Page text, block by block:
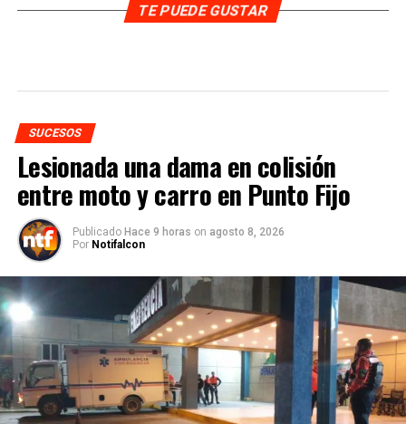
TE PUEDE GUSTAR
SUCESOS
Lesionada una dama en colisión
entre moto y carro en Punto Fijo
Publicado Hace 9 horas on agosto 8, 2026
Por Notifalcon